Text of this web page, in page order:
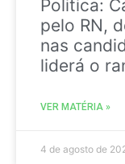
Politica:
pelo RN,
nas
liderá o
VER MATÉRIA »
4 de agosto de